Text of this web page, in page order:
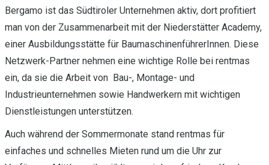
Bergamo ist das Südtiroler Unternehmen aktiv, dort profitiert
man von der Zusammenarbeit mit der Niederstätter Academy,
einer Ausbildungsstätte für BaumaschinenführerInnen. Diese
Netzwerk-Partner nehmen eine wichtige Rolle bei rentmas
ein, da sie die Arbeit von Bau-, Montage- und
Industrieunternehmen sowie Handwerkern mit wichtigen
Dienstleistungen unterstützen.
Auch während der Sommermonate stand rentmas für
einfaches und schnelles Mieten rund um die Uhr zur